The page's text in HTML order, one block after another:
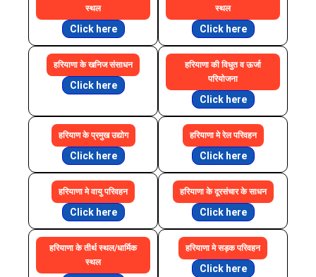
स्थल
Click here
स्थल
Click here
हरियाणा के खनिज संसाधन
Click here
हरियाणा की विधुत व ऊर्जा
परियोजना
Click here
हरियाण के प्रमुख उद्योग
Click here
हरियाणा मे रेल परिवहन
Click here
हरियाणा मे वायु परिवहन
Click here
हरियाणा के दूरसंचार के साधन
Click here
हरियाणा के तीर्थ स्थल/धार्मिक
स्थल
हरियाणा मे सड़क परिवहन
Click here